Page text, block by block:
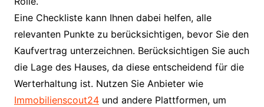
Eine Checkliste kann Ihnen dabei helfen, alle
relevanten Punkte zu berücksichtigen, bevor Sie den
Kaufvertrag unterzeichnen. Berücksichtigen Sie auch
die Lage des Hauses, da diese entscheidend für die
Werterhaltung ist. Nutzen Sie Anbieter wie
Immobilienscout24und andere Plattformen, um